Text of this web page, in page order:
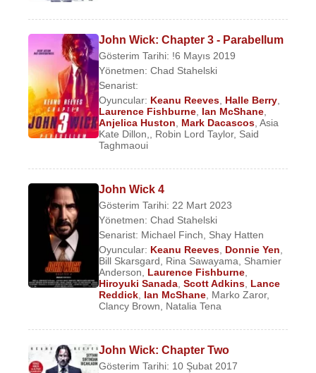
John Wick: Chapter 3 - Parabellum
Gösterim Tarihi: !6 Mayıs 2019
Yönetmen: Chad Stahelski
Senarist:
Oyuncular: Keanu Reeves, Halle Berry,
Laurence Fishburne, Ian McShane,
Anjelica Huston, Mark Dacascos, Asia
Kate Dillon,, Robin Lord Taylor, Said
Taghmaoui
John Wick 4
Gösterim Tarihi: 22 Mart 2023
Yönetmen: Chad Stahelski
Senarist: Michael Finch, Shay Hatten
Oyuncular: Keanu Reeves, Donnie Yen,
Bill Skarsgard, Rina Sawayama, Shamier
Anderson, Laurence Fishburne,
Hiroyuki Sanada, Scott Adkins, Lance
Reddick, Ian McShane, Marko Zaror,
Clancy Brown, Natalia Tena
John Wick: Chapter Two
Gösterim Tarihi: 10 Şubat 2017